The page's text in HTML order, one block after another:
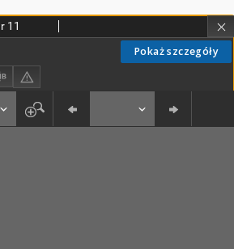
Pokaż szczegóły
11